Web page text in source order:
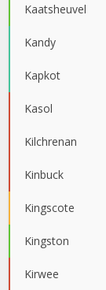
Kaatsheuvel
Kandy
Kapkot
Kasol
Kilchrenan
Kinbuck
Kingscote
Kingston
Kirwee